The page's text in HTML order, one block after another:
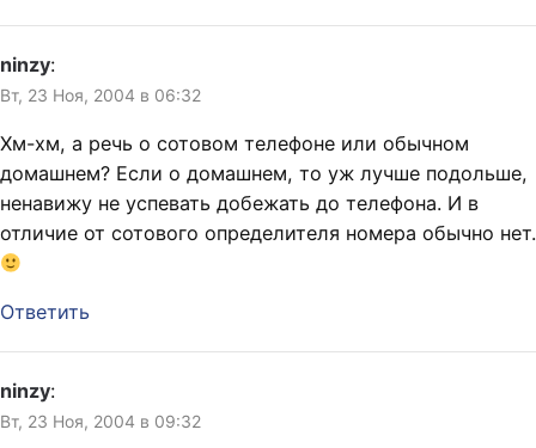
ninzy:
Вт, 23 Ноя, 2004 в 06:32
Хм-хм, а речь о сотовом телефоне или обычном
домашнем? Если о домашнем, то уж лучше подольше,
ненавижу не успевать добежать до телефона. И в
отличие от сотового определителя номера обычно нет.
Ответить
ninzy:
Вт, 23 Ноя, 2004 в 09:32